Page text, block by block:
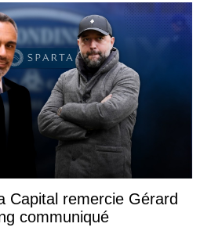
Capital remercie Gérard
communiqué